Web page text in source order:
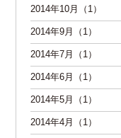
2014年10月（1）
2014年9月（1）
2014年7月（1）
2014年6月（1）
2014年5月（1）
2014年4月（1）